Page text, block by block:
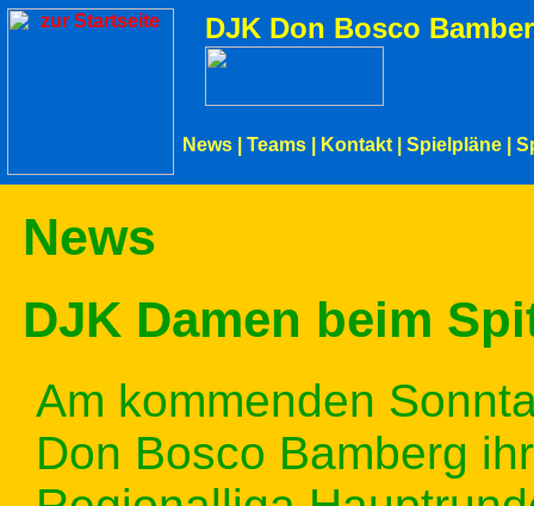
DJK Don Bosco
News Teams Kontakt Spielpläne
News
DJK Damen beim
Am kommenden
Don Bosco Bamberg